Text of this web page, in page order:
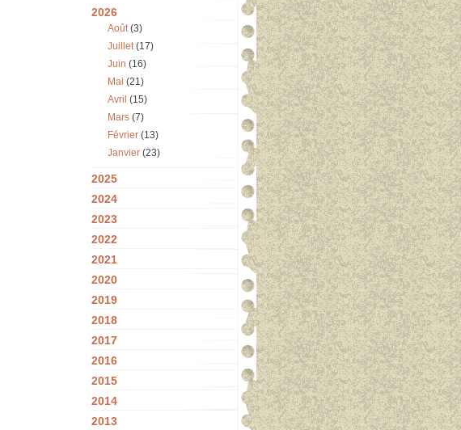
2026
Août(3)
Juillet(17)
Juin (16)
Mai (21)
Avril (15)
Mars (7)
Février (13)
Janvier (23)
2025
2024
2023
2022
2021
2020
2019
2018
2017
2016
2015
2014
2013